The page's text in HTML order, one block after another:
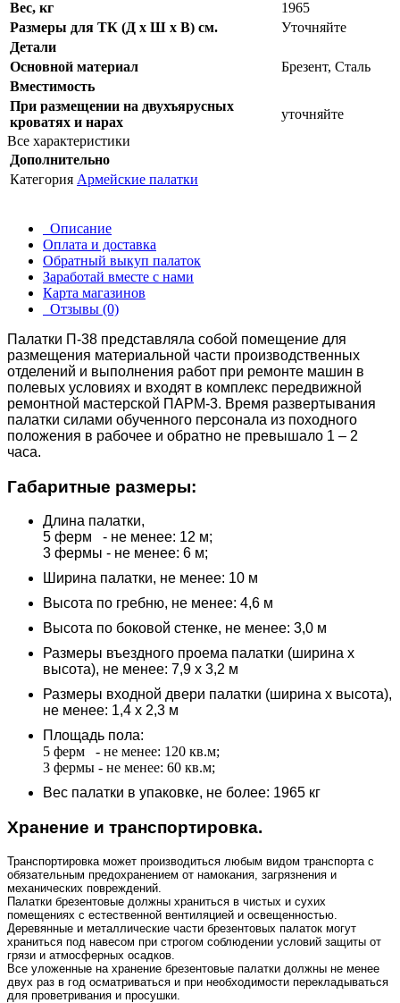
Вес, кг
1965
Размеры для ТК (Д х Ш х В) см.
Уточняйте
Детали
Основной материал
Брезент, Сталь
Вместимость
При размещении на двухъярусных
кроватях и нарах
уточняйте
Все характеристики
Дополнительно
Категория Армейские палатки
Описание
Оплата и доставка
Обратный выкуп палаток
Заработай вместе с нами
Карта магазинов
Отзывы (0)
Палатки П-38 представляла собой помещение для
размещения материальной части производственных
отделений и выполнения работ при ремонте машин в
полевых условиях и входят в комплекс передвижной
ремонтной мастерской ПАРМ-3. Время развертывания
палатки силами обученного персонала из походного
положения в рабочее и обратно не превышало 1 – 2
часа.
Габаритные размеры:
Длина палатки,
5 ферм - не менее: 12 м;
3 фермы - не менее: 6 м;
Ширина палатки, не менее: 10 м
Высота по гребню, не менее: 4,6 м
Высота по боковой стенке, не менее: 3,0 м
Размеры въездного проема палатки (ширина х
высота), не менее: 7,9 х 3,2 м
Размеры входной двери палатки (ширина х высота),
не менее: 1,4 х 2,3 м
Площадь пола:
5 ферм - не менее: 120 кв.м;
3 фермы - не менее: 60 кв.м;
Вес палатки в упаковке, не более: 1965 кг
Хранение и транспортировка.
Транспортировка может производиться любым видом транспорта с
обязательным предохранением от намокания, загрязнения и
механических повреждений.
Палатки брезентовые должны храниться в чистых и сухих
помещениях с естественной вентиляцией и освещенностью.
Деревянные и металлические части брезентовых палаток могут
храниться под навесом при строгом соблюдении условий защиты от
грязи и атмосферных осадков.
Все уложенные на хранение брезентовые палатки должны не менее
двух раз в год осматриваться и при необходимости перекладываться
для проветривания и просушки.